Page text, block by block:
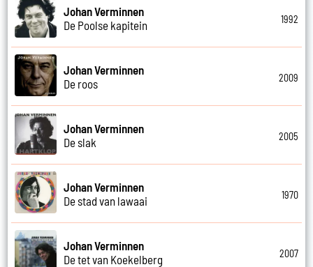
Johan Verminnen
De Poolse kapitein
1992
Johan Verminnen
De roos
2009
Johan Verminnen
De slak
2005
Johan Verminnen
De stad van lawaai
1970
Johan Verminnen
De tet van Koekelberg
2007